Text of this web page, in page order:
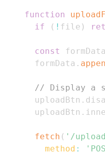
function
if
( ! file )
const
      formData
.
// Display a
      uploadBtn
.
      uploadBtn
.
fetch ( '/
method :